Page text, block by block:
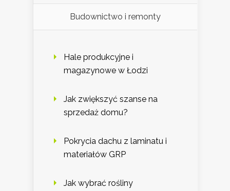
Budownictwo i remonty
Hale produkcyjne i
magazynowe w Łodzi
Jak zwiększyć szanse na
sprzedaż domu?
Pokrycia dachu z laminatu i
materiałów GRP
Jak wybrać rośliny